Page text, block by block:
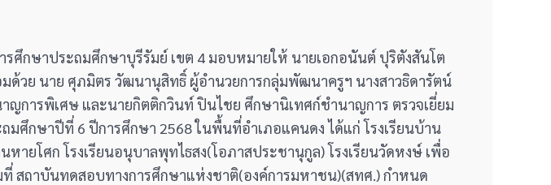
ศึกษาประถมศึกษาบุรีรัมย์ เขต 4 มอบหมายให้ นายเอกอนันต์ ปุริตังสันโต
ด้วย นาย ศุภมิตร วัฒนานุสิทธิ์ ผู้อำนวยการกลุ่มพัฒนาครูฯ นางสาวธิดารัตน์
การพิเศษ และนายกิตติกวินท์ ปินไชย ศึกษานิเทศก์ชำนาญการ ตรวจเยี่ยม
ศึกษาปีที่ 6 ปีการศึกษา 2568 ในพื้นที่อำเภอแคนดง ได้แก่ โรงเรียนบ้าน
ายโศก โรงเรียนอนุบาลพุทไธสง(โอภาสประชานุกูล) โรงเรียนวัดหงษ์ เพื่อ
สถาบันทดสอบทางการศึกษาแห่งชาติ(องค์การมหาชน)(สทศ.) กำหนด